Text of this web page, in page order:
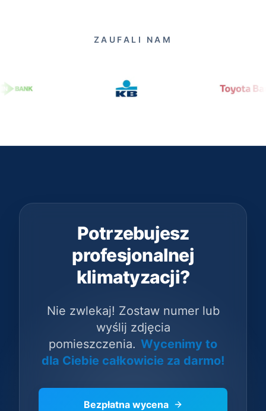
ZAUFALI NAM
Potrzebujesz
profesjonalnej
klimatyzacji?
Nie zwlekaj! Zostaw numer lub
wyślij zdjęcia
pomieszczenia. Wycenimy to
dla Ciebie całkowicie za darmo!
Bezpłatna wycena